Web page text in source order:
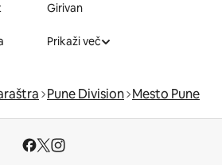
Girivan
Prikaži več
Pune Division Mesto Pune